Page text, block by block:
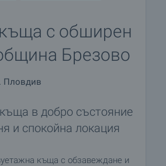
с обширен
Брезово
Пловдив
в добро състояние
и спокойна локация
къща с обзавеждане и